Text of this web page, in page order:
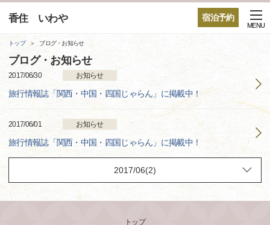
宿泊予約
香住 いわや
MENU
トップ ブログ・お知らせ
ブログ・お知らせ
2017/06/30 お知らせ
旅行情報誌「関西・中国・四国じゃらん」に掲載中！
2017/06/01 お知らせ
旅行情報誌「関西・中国・四国じゃらん」に掲載中！
トップ